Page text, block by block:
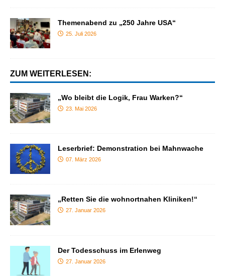
Themenabend zu „250 Jahre USA“
25. Juli 2026
ZUM WEITERLESEN:
„Wo bleibt die Logik, Frau Warken?“
23. Mai 2026
Leserbrief: Demonstration bei Mahnwache
07. März 2026
„Retten Sie die wohnortnahen Kliniken!“
27. Januar 2026
Der Todesschuss im Erlenweg
27. Januar 2026